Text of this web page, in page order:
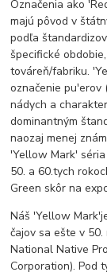
Označenia ako
majú pôvod v
podľa
špecifické
továreň/fabriku.
označenie pu'erov
nádych a
dominantným
naozaj menej
'Yellow Mark'
50. a 60.tych
Green skôr na
Náš 'Yellow
čajov sa ešte v
National Native
Corporation). Pod